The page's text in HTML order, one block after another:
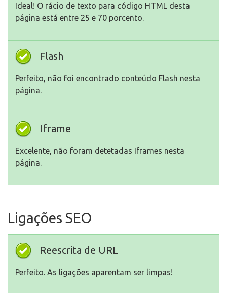
Ideal! O rácio de texto para código HTML desta
página está entre 25 e 70 porcento.
Flash
Perfeito, não foi encontrado conteúdo Flash nesta
página.
Iframe
Excelente, não foram detetadas Iframes nesta
página.
Ligações SEO
Reescrita de URL
Perfeito. As ligações aparentam ser limpas!